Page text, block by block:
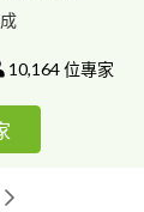
10,164位專家